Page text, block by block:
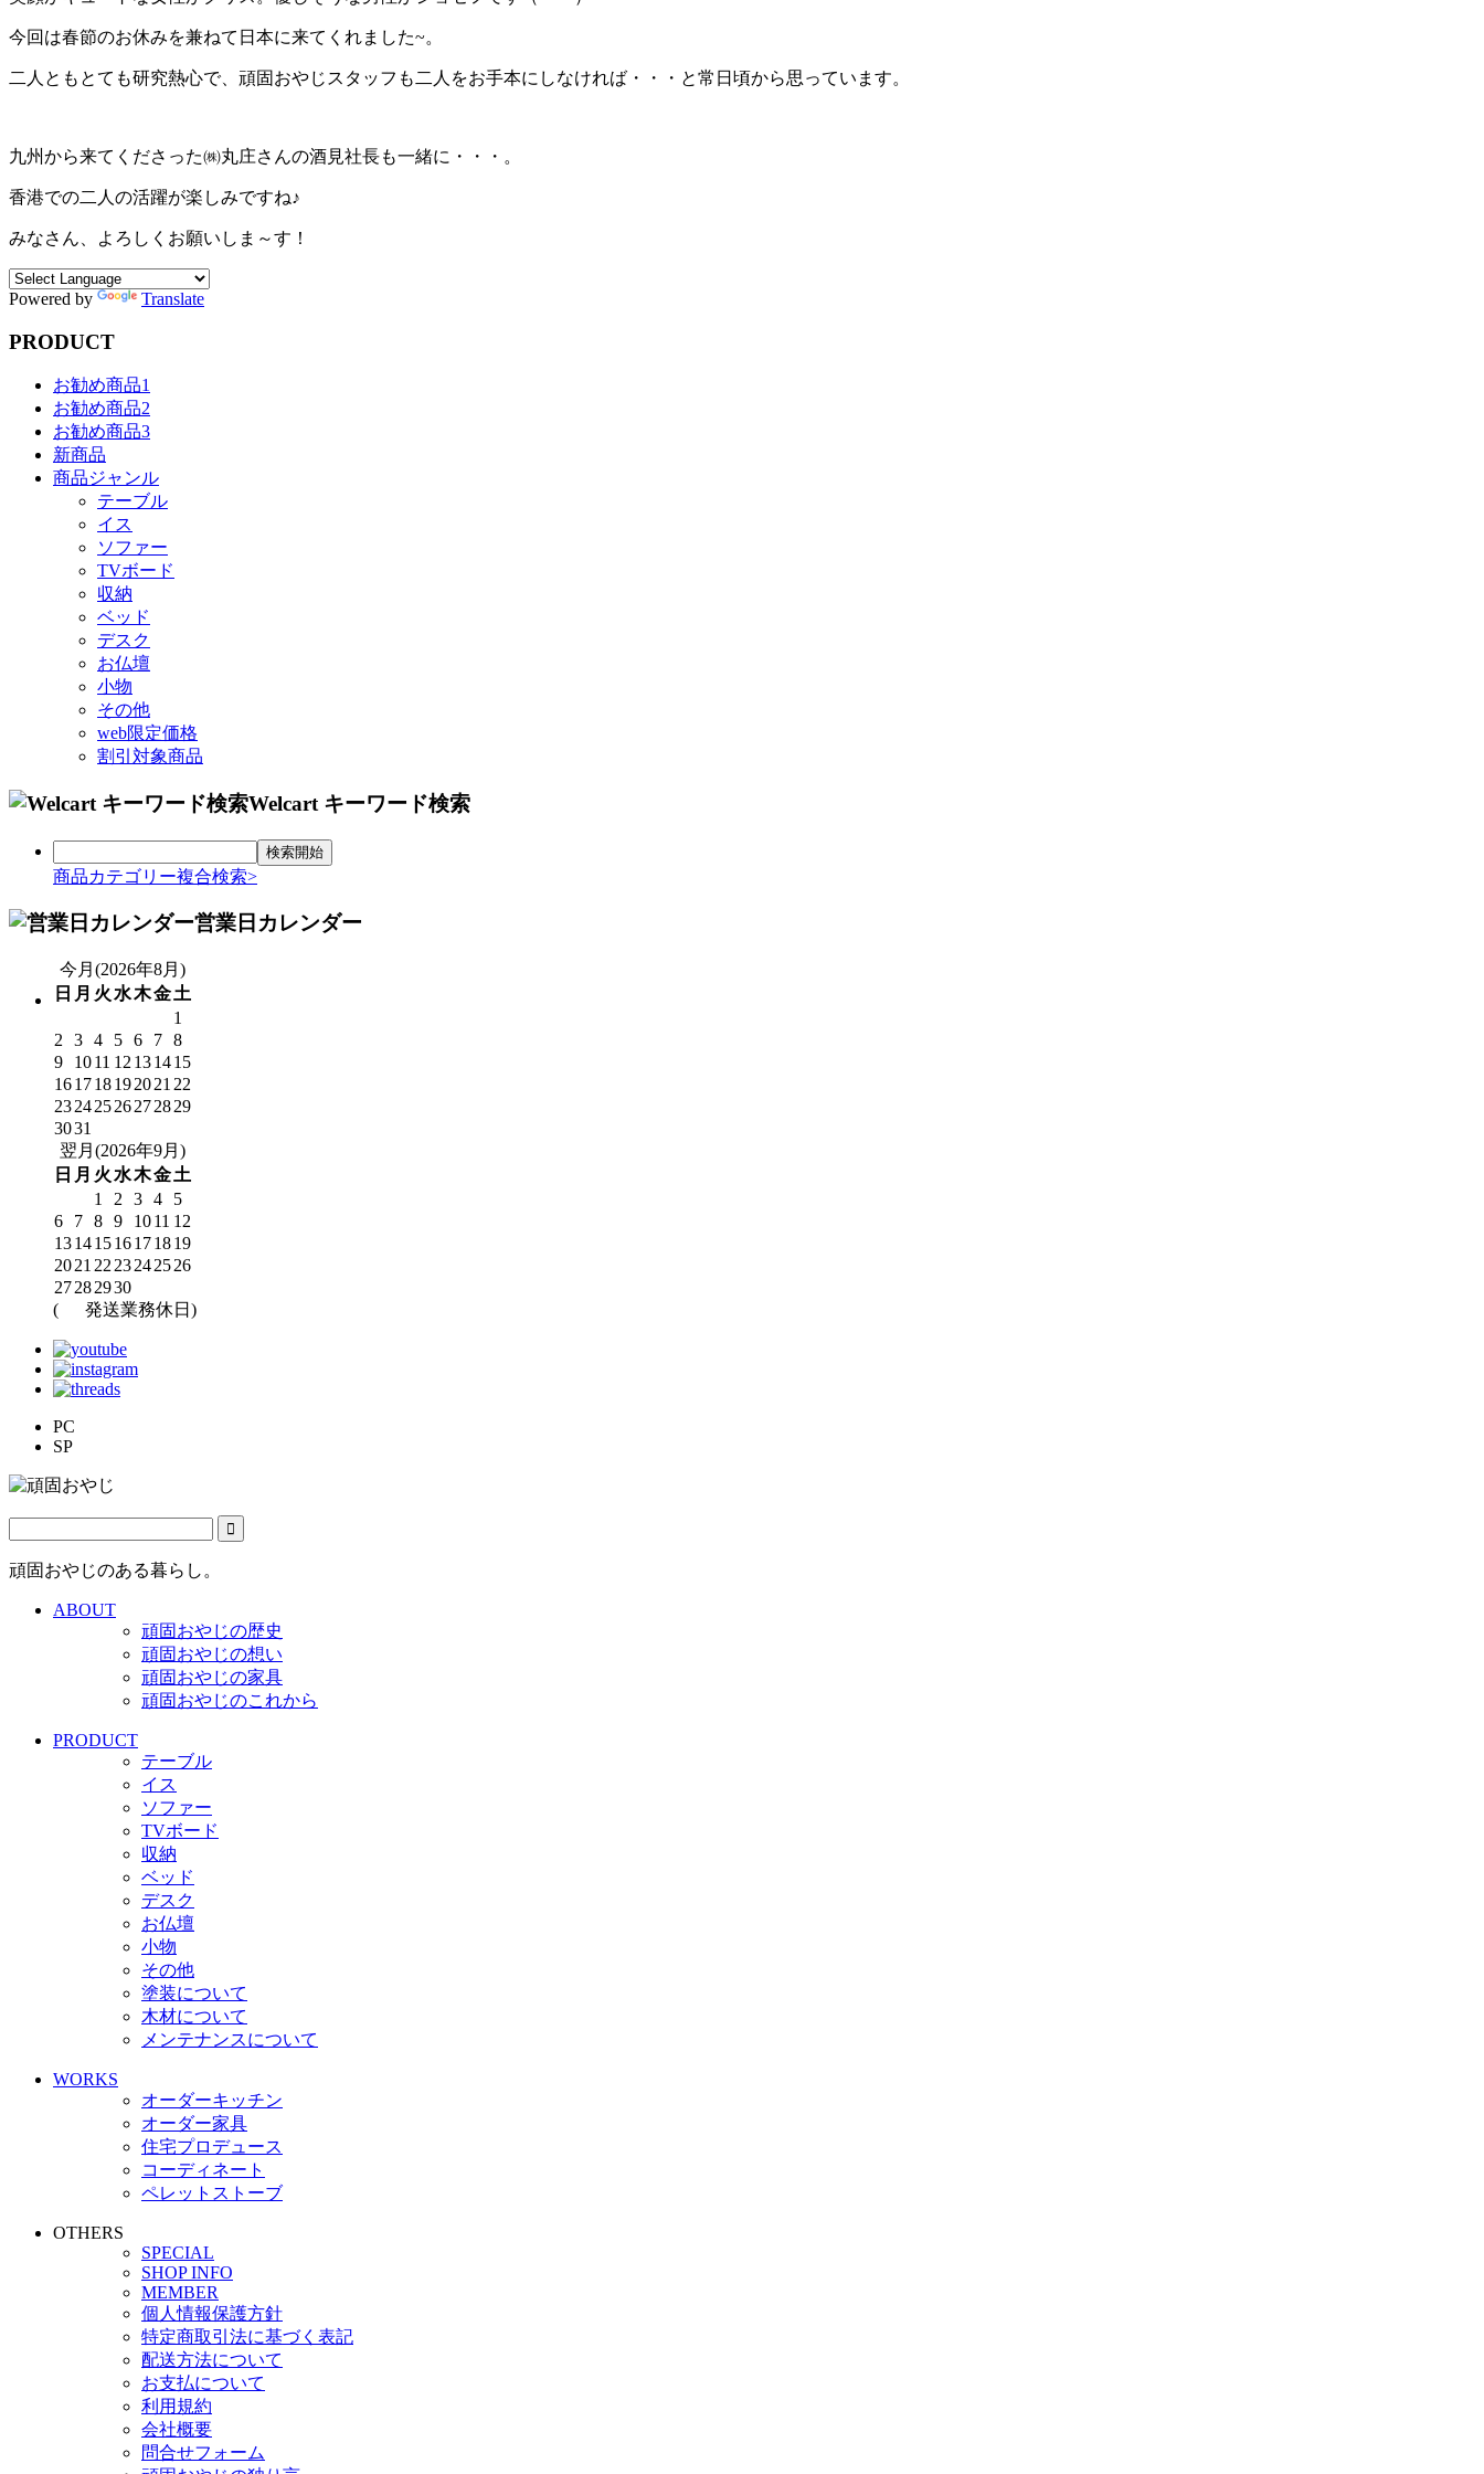
今回は春節のお休みを兼ねて日本に来てくれました~。
二人ともとても研究熱心で、頑固おやじスタッフも二人をお手本にしなければ・・・と常日頃から思っています。
九州から来てくださった㈱丸庄さんの酒見社長も一緒に・・・。
香港での二人の活躍が楽しみですね♪
みなさん、よろしくお願いしま～す！
Powered by Translate
PRODUCT
お勧め商品1
お勧め商品2
お勧め商品3
新商品
商品ジャンル
テーブル
イス
ソファー
TVボード
収納
ベッド
デスク
お仏壇
小物
その他
web限定価格
割引対象商品
Welcart キーワード検索
商品カテゴリー複合検索>
営業日カレンダー
今月(2026年8月)
日 月 火 水木金土
1
2
3 4 5 6 7 8
9
1011 12 131415
161718192021 22
23242526272829
3031
翌月(2026年9月)
日 月 火 水木金土
1
2 3 4
5
6
7 8 9 1011 12
13141516171819
2021 22 23242526
27282930
(
発送業務休日)
PC
SP
頑固おやじのある暮らし。
ABOUT
頑固おやじの歴史
頑固おやじの想い
頑固おやじの家具
頑固おやじのこれから
PRODUCT
テーブル
イス
ソファー
TVボード
収納
ベッド
デスク
お仏壇
小物
その他
塗装について
木材について
メンテナンスについて
WORKS
オーダーキッチン
オーダー家具
住宅プロデュース
コーディネート
ペレットストーブ
OTHERS
SPECIAL
SHOP INFO
MEMBER
個人情報保護方針
特定商取引法に基づく表記
配送方法について
お支払について
利用規約
会社概要
問合せフォーム